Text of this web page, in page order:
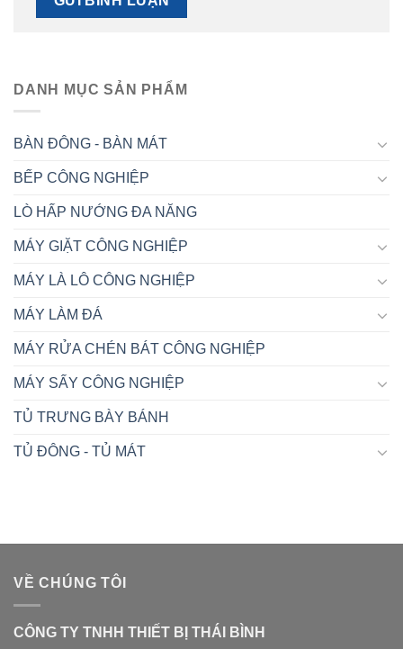
DANH MỤC SẢN PHẨM
BÀN ĐÔNG - BÀN MÁT
BẾP CÔNG NGHIỆP
LÒ HẤP NƯỚNG ĐA NĂNG
MÁY GIẶT CÔNG NGHIỆP
MÁY LÀ LÔ CÔNG NGHIỆP
MÁY LÀM ĐÁ
MÁY RỬA CHÉN BÁT CÔNG NGHIỆP
MÁY SẤY CÔNG NGHIỆP
TỦ TRƯNG BÀY BÁNH
TỦ ĐÔNG - TỦ MÁT
VỀ CHÚNG TÔI
CÔNG TY TNHH THIẾT BỊ THÁI BÌNH